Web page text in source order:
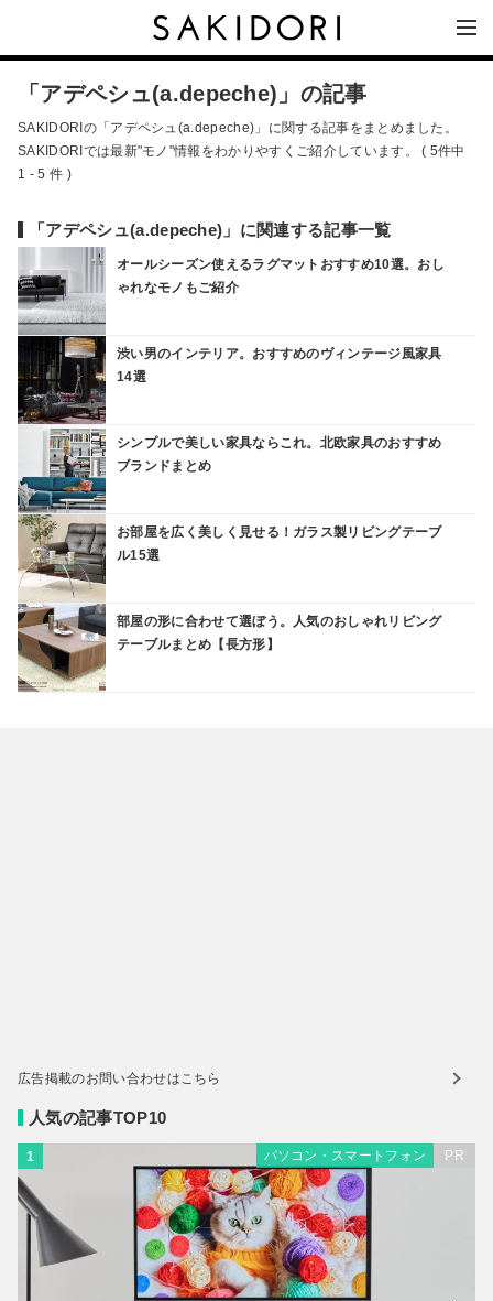
「アデペシュ(a.depeche)」の記事
SAKIDORIの「アデペシュ(a.depeche)」に関する記事をまとめました。
SAKIDORIでは最新"モノ"情報をわかりやすくご紹介しています。 ( 5件中
1 - 5 件 )
「アデペシュ(a.depeche)」に関連する記事一覧
オールシーズン使えるラグマットおすすめ10選。おし
ゃれなモノもご紹介
渋い男のインテリア。おすすめのヴィンテージ風家具
14選
シンプルで美しい家具ならこれ。北欧家具のおすすめ
ブランドまとめ
お部屋を広く美しく見せる！ガラス製リビングテーブ
ル15選
部屋の形に合わせて選ぼう。人気のおしゃれリビング
テーブルまとめ【長方形】
広告掲載のお問い合わせはこちら
人気の記事TOP10
1 パソコン・スマートフォン PR